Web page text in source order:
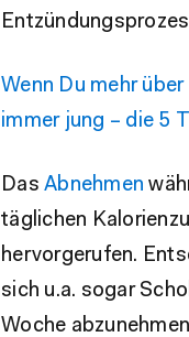
Wenn Du mehr
immer jung – die 5
Das Abnehmen
täglichen
hervorgerufen.
sich u.a. sogar
Woche